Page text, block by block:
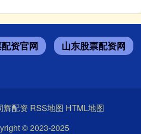
资官网
山东股票配资网
辉配资 RSS地图 HTML地图
© 2023-2025